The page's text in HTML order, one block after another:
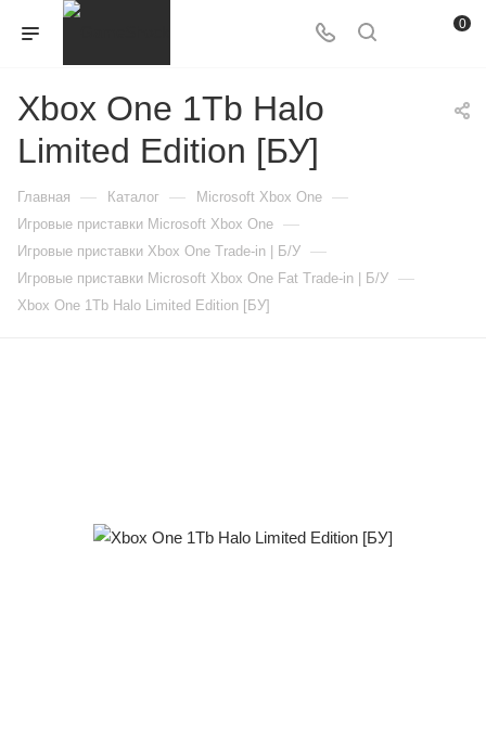
0
Xbox One 1Tb Halo
Limited Edition [БУ]
Главная — Каталог — Microsoft Xbox One —
Игровые приставки Microsoft Xbox One —
Игровые приставки Xbox One Trade-in | Б/У —
Игровые приставки Microsoft Xbox One Fat Trade-in | Б/У —
Xbox One 1Tb Halo Limited Edition [БУ]